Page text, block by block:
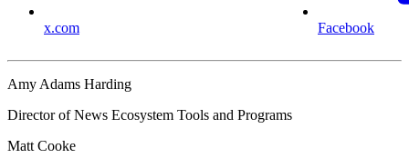
x.com Facebook
Amy Adams Harding
Director of News Ecosystem Tools and Programs
Matt Cooke